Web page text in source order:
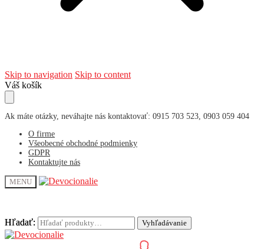
Skip to navigation Skip to content
Váš košík
Ak máte otázky, neváhajte nás kontaktovať: 0915 703 523, 0903 059 404
O firme
Všeobecné obchodné podmienky
GDPR
Kontaktujte nás
MENU
Hľadať: Vyhľadávanie
Hľadať: Vyhľadávanie